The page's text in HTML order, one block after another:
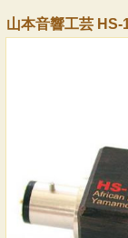
山本音響工芸